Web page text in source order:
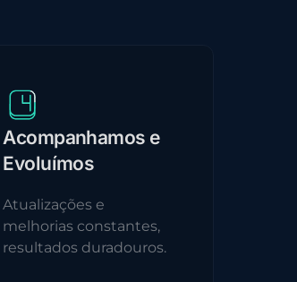
Acompanhamos e
Evoluímos
Atualizações e
melhorias constantes,
resultados duradouros.